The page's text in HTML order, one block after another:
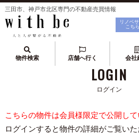
三田市、神戸市北区専門の不動産売買情報
リノベ
こち
物件検索 店舗へ行く 会社
LOGIN
ログイン
こちらの物件は会員様限定で公開して
ログインすると物件の詳細がご覧いた